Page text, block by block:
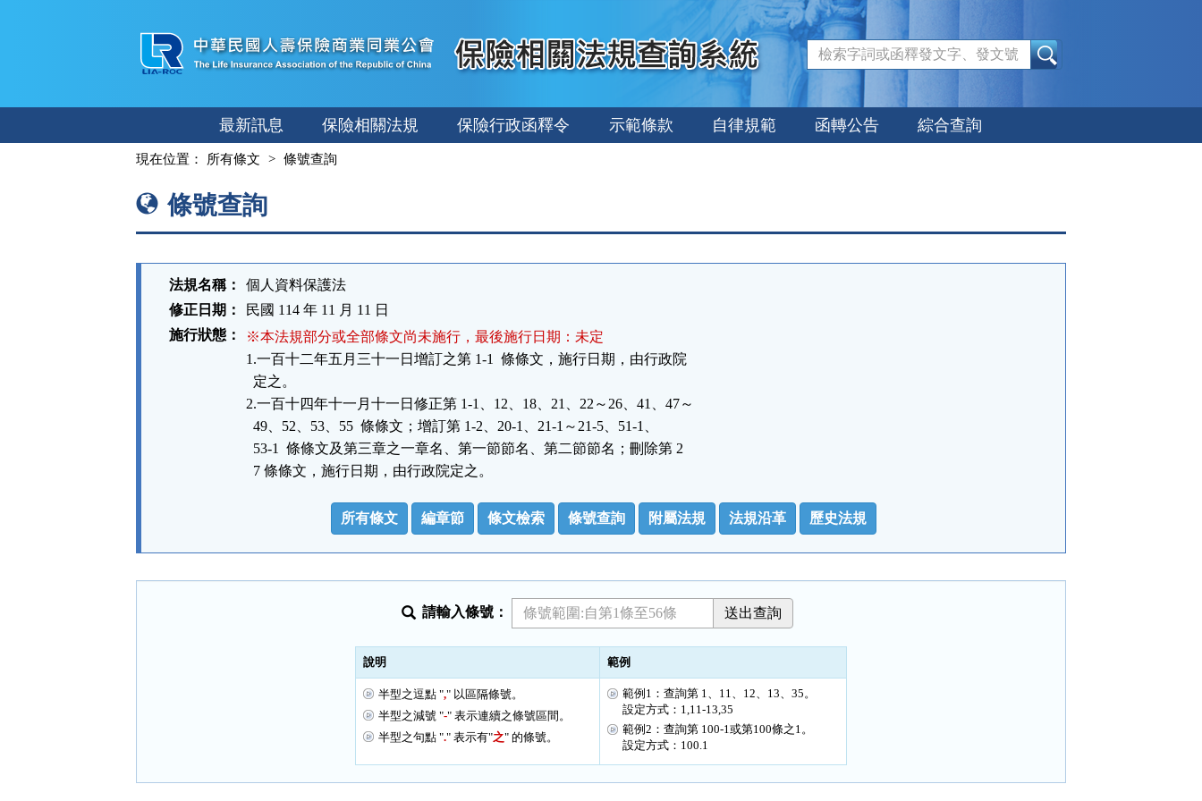
容
最新訊息 保險相關法規 保險行政函釋令 示範條款 自律規範 函轉公告 綜合查詢
現在位置： 所有條文 條號查詢
條號查詢
法規名稱：
個人資料保護法
修正日期：
民國 114 年 11 月 11 日
施行狀態：
※本法規部分或全部條文尚未施行，最後施行日期：未定
1.一百十二年五月三十一日增訂之第 1-1  條條文，施行日期，由行政院
  定之。
2.一百十四年十一月十一日修正第 1-1、12、18、21、22～26、41、47～
  49、52、53、55  條條文；增訂第 1-2、20-1、21-1～21-5、51-1、
  53-1  條條文及第三章之一章名、第一節節名、第二節節名；刪除第 2
  7 條條文，施行日期，由行政院定之。
能
所有條文 編章節 條文檢索 條號查詢 附屬法規 法規沿革 歷史法規
請輸入條號：
說明 範例
半型之逗點 "," 以區隔條號。
半型之減號 "-" 表示連續之條號區間。
半型之句點 "." 表示有"之" 的條號。
範例1：查詢第 1、11、12、13、35。
設定方式：1,11-13,35
範例2：查詢第 100-1或第100條之1。
設定方式：100.1